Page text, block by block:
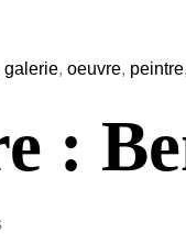
galerie, oeuvre, peintre,
: